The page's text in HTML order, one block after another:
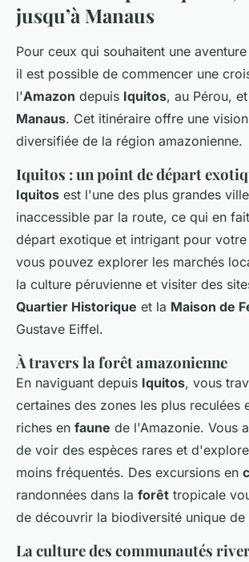
jusqu’à Manaus
Pour ceux qui souhaitent une
il est possible de commencer une
l'Amazon depuis Iquitos, au Pérou,
Manaus. Cet itinéraire offre une
diversifiée de la région amazonienne.
Iquitos : un point de départ
Iquitos est l'une des plus grandes
inaccessible par la route, ce qui en
départ exotique et intrigant pour
vous pouvez explorer les marchés
la culture péruvienne et visiter des
Quartier Historique et la Maison de
Gustave Eiffel.
À travers la forêt amazonienne
En naviguant depuis Iquitos, vous
certaines des zones les plus reculées
riches en faune de l'Amazonie. Vous
de voir des espèces rares et
moins fréquentés. Des excursions en
randonnées dans la forêt tropicale
de découvrir la biodiversité unique de
La culture des communautés